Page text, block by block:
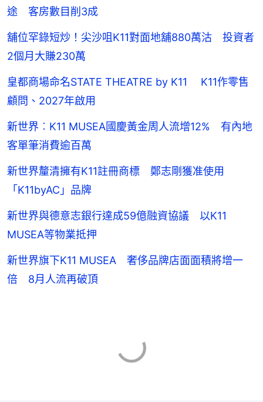
途 客房數目削3成
舖位罕錄短炒！尖沙咀K11對面地舖880萬沽 投資者
2個月大賺230萬
皇都商場命名STATE THEATRE by K11 K11作零售
顧問、2027年啟用
新世界︰K11 MUSEA國慶黃金周人流增12% 有內地
客單筆消費逾百萬
新世界釐清擁有K11註冊商標 鄭志剛獲准使用
「K11byAC」品牌
新世界與德意志銀行達成59億融資協議 以K11
MUSEA等物業抵押
新世界旗下K11 MUSEA 奢侈品牌店面面積將增一
倍 8月人流再破頂